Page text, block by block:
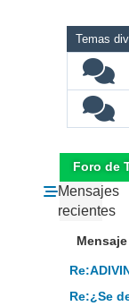
Temas
Foro de
Mensajes
recientes
Mensaje
Re:¿Se